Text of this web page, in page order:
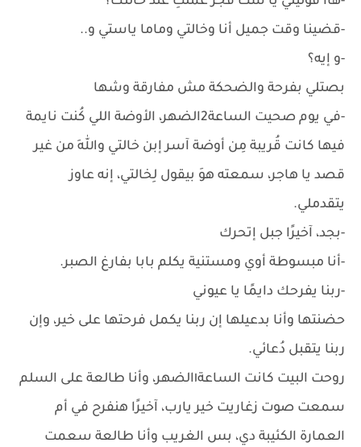
-قضينا وقت جميل أنا وخالتي وماما ياستي و..
-و إيه؟
بصتلي بفرحة والضحكة مش مفارقة وشها
-في يوم صحيت الساعة2الضهر، الأوضة اللي كُنت نايمة
فيها كانت قُريبة مِن أوضة آسر إبن خالتي واللهِ من غير
قصد يا هاجر، سمعته هوَ بيقول لِخالتي، إنه عاوز
يتقدملي.
-بجد، آخيرًا جبل إتحرك
-أنا مبسوطة أوي ومستنية يكلم بابا بفارغ الصبر.
-ربنا يفرحك دايمًا يا عيوني
حضنتها وأنا بدعيلها إن ربنا يكمل فرحتها على خير، وإن
ربنا يتقبل دُعائي.
روحت البيت كانت الساعة١الضهر، وأنا طالعة على السلم
سمعت صوت زغاريت خير يارب، آخيرًا هنفرح في أم
العمارة الكئيبة دي، بس الغريب وأنا طالعة سعمت